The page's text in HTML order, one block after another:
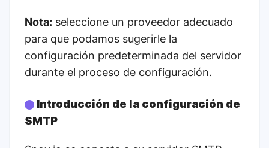
Nota: seleccione un proveedor adecuado
para que podamos sugerirle la
configuración predeterminada del servidor
durante el proceso de configuración.
Introducción de la configuración de
SMTP